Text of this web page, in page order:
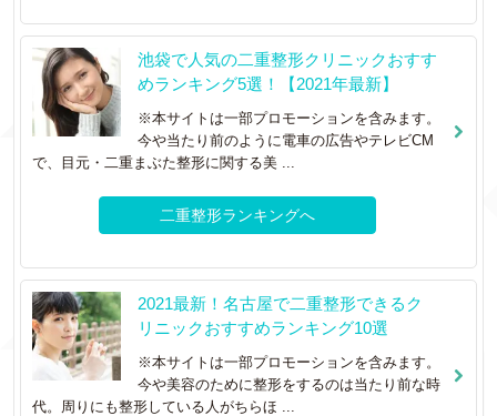
池袋で人気の二重整形クリニックおすす
めランキング5選！【2021年最新】
※本サイトは一部プロモーションを含みます。
今や当たり前のように電車の広告やテレビCM
で、目元・二重まぶた整形に関する美 ...
二重整形ランキングへ
2021最新！名古屋で二重整形できるク
リニックおすすめランキング10選
※本サイトは一部プロモーションを含みます。
今や美容のために整形をするのは当たり前な時
代。周りにも整形している人がちらほ ...